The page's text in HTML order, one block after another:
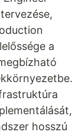
a
hosszú